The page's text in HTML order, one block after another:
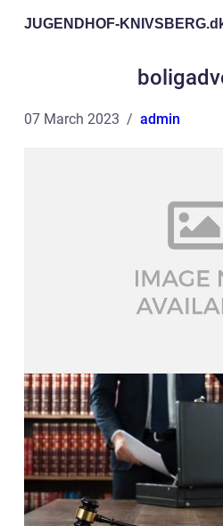
JUGENDHOF-KNIVSBERG.
07 March 2023 admin